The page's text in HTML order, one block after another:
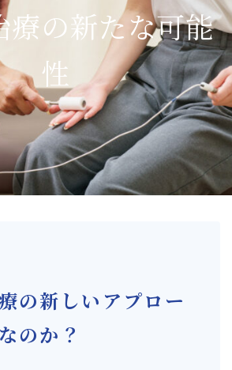
例
ニューボックス）によるぎっく
対して確かな改善方法を提供する
療機器
機器によるバネ指治療の新たな
料請求
療の新たな可能
性
の新しいアプロー
のか？